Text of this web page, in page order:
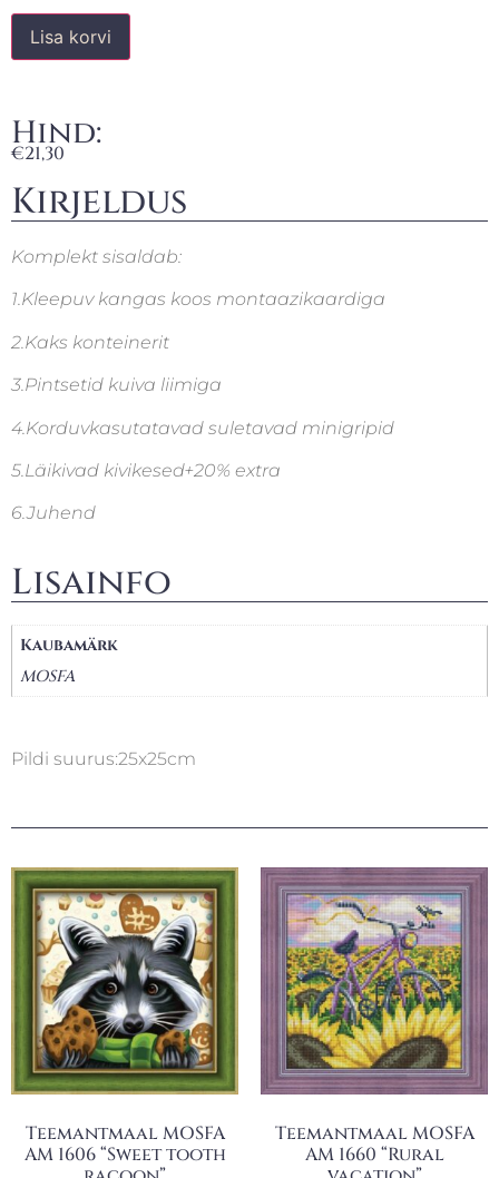
Lisa korvi
Hind:
€21,30
Kirjeldus
Komplekt sisaldab:
1.Kleepuv kangas koos montaazikaardiga
2.Kaks konteinerit
3.Pintsetid kuiva liimiga
4.Korduvkasutatavad suletavad minigripid
5.Läikivad kivikesed+20% extra
6.Juhend
Lisainfo
Kaubamärk
MOSFA
Pildi suurus:25x25cm
Teemantmaal MOSFA
AM 1606 “Sweet tooth
Teemantmaal MOSFA
AM 1660 “Rural